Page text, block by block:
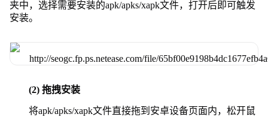
夹中，选择需要安装的apk/apks/xapk文件，打开后即可触发
安装。
(2) 拖拽安装
将apk/apks/xapk文件直接拖到安卓设备页面内，松开鼠